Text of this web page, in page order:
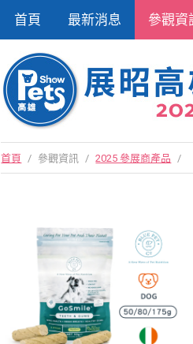
首頁 最新消息 參觀資
首頁 / 參觀資訊 / 2025 參展商產品 /